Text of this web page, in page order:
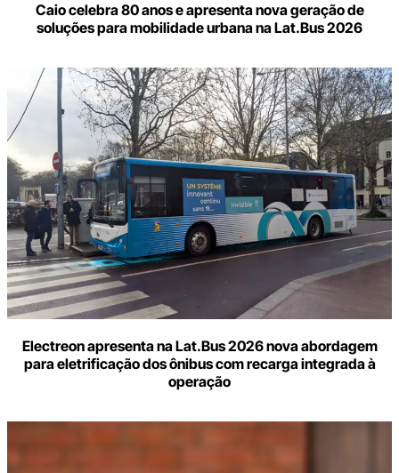
Caio celebra 80 anos e apresenta nova geração de
soluções para mobilidade urbana na Lat.Bus 2026
Electreon apresenta na Lat.Bus 2026 nova abordagem
para eletrificação dos ônibus com recarga integrada à
operação